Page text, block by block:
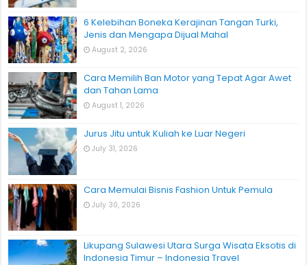
6 Kelebihan Boneka Kerajinan Tangan Turki,
Jenis dan Mengapa Dijual Mahal
August 2, 2026
Cara Memilih Ban Motor yang Tepat Agar Awet
dan Tahan Lama
August 1, 2026
Jurus Jitu untuk Kuliah ke Luar Negeri
July 31, 2026
Cara Memulai Bisnis Fashion Untuk Pemula
July 30, 2026
Likupang Sulawesi Utara Surga Wisata Eksotis di
Indonesia Timur – Indonesia Travel